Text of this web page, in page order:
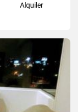
Alquiler